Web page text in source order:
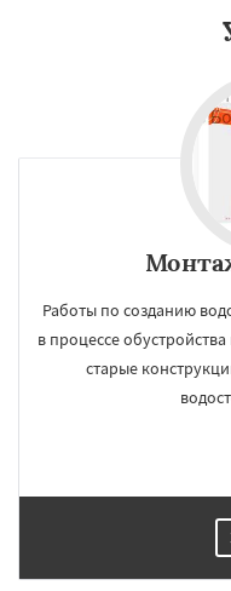
Работы по созданию
в процессе
старые